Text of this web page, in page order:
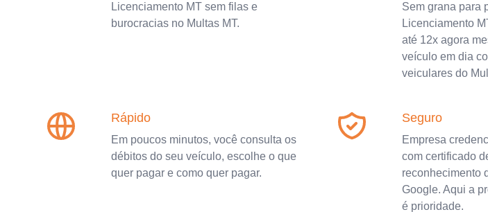
Licenciamento MT sem filas e
burocracias no Multas MT.
Sem grana para
Licenciamento
até 12x agora
veículo em dia
veiculares do
Rápido
Em poucos minutos, você consulta os
débitos do seu veículo, escolhe o que
quer pagar e como quer pagar.
Seguro
Empresa
com certificado
reconhecimento
Google. Aqui a
é prioridade.